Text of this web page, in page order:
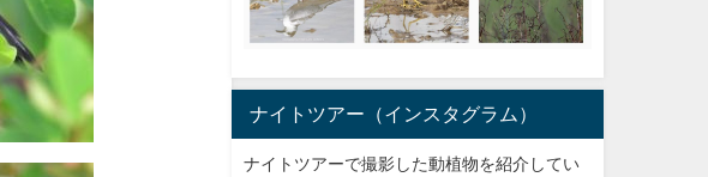
ナイトツアー（インスタグラム）
ナイトツアーで撮影した動植物を紹介してい